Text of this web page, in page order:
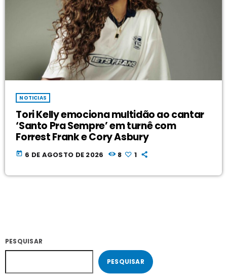
NOTICIAS
Tori Kelly emociona multidão ao cantar
‘Santo Pra Sempre’ em turnê com
Forrest Frank e Cory Asbury
today 6 DE AGOSTO DE 2026 8 1
PESQUISAR
PESQUISAR